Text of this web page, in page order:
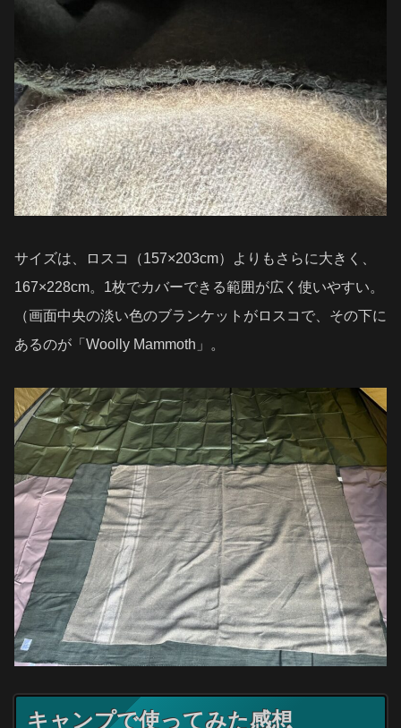
サイズは、ロスコ（157×203cm）よりもさらに大きく、
167×228cm。1枚でカバーできる範囲が広く使いやすい。
（画面中央の淡い色のブランケットがロスコで、その下に
あるのが「Woolly Mammoth」。
キャンプで使ってみた感想